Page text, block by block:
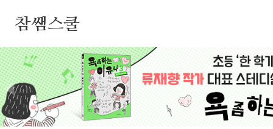
참쌤스쿨
◀